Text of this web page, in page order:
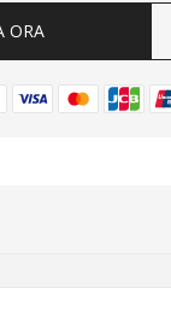
ORA